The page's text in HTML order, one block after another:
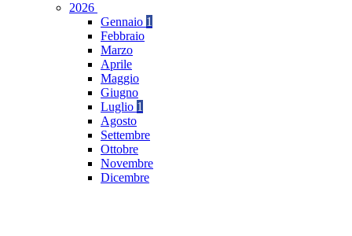
2026
Gennaio 1
Febbraio
Marzo
Aprile
Maggio
Giugno
Luglio 1
Agosto
Settembre
Ottobre
Novembre
Dicembre